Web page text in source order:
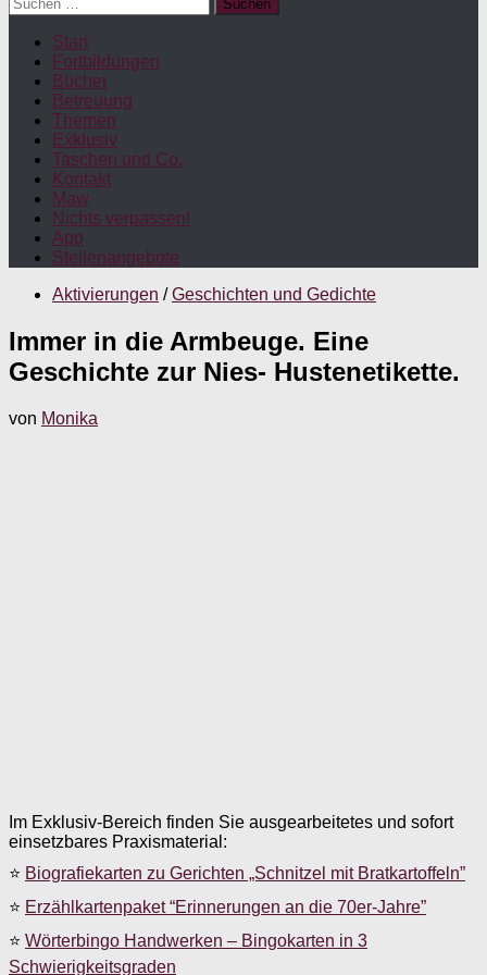
nach:
Start
Fortbildungen
Bücher
Betreuung
Themen
Exklusiv
Taschen und Co.
Kontakt
Maw
Nichts verpassen!
App
Stellenangebote
Aktivierungen / Geschichten und Gedichte
Immer in die Armbeuge. Eine
Geschichte zur Nies- Hustenetikette.
von Monika
Im Exklusiv-Bereich finden Sie ausgearbeitetes und sofort
einsetzbares Praxismaterial:
⭐ Biografiekarten zu Gerichten „Schnitzel mit Bratkartoffeln”
⭐ Erzählkartenpaket “Erinnerungen an die 70er-Jahre”
⭐ Wörterbingo Handwerken – Bingokarten in 3
Schwierigkeitsgraden